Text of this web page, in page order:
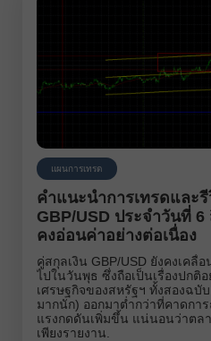
แผนการเทรด
คำแนะนำการเทรดและ
GBP/USD ประจำวันที่
คงอ่อนค่าอย่างต่อเนื่อง
คู่สกุลเงิน GBP/USD ยังคงเคลื่
ไปในวันพุธ ซึ่งถือเป็นเรื่องปกติ
เศรษฐกิจของสหรัฐฯ ทั้งสองฉบั
มากนัก) ออกมาต่ำกว่าที่คาดกา
แรงกดดันเพิ่มขึ้น แน่นอนว่าตล
เพียงรายงาน.